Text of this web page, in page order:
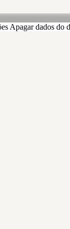
Apagar dados do